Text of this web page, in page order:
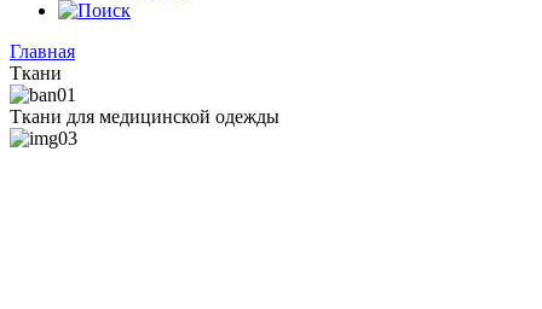
Главная
Ткани
Ткани для медицинской одежды